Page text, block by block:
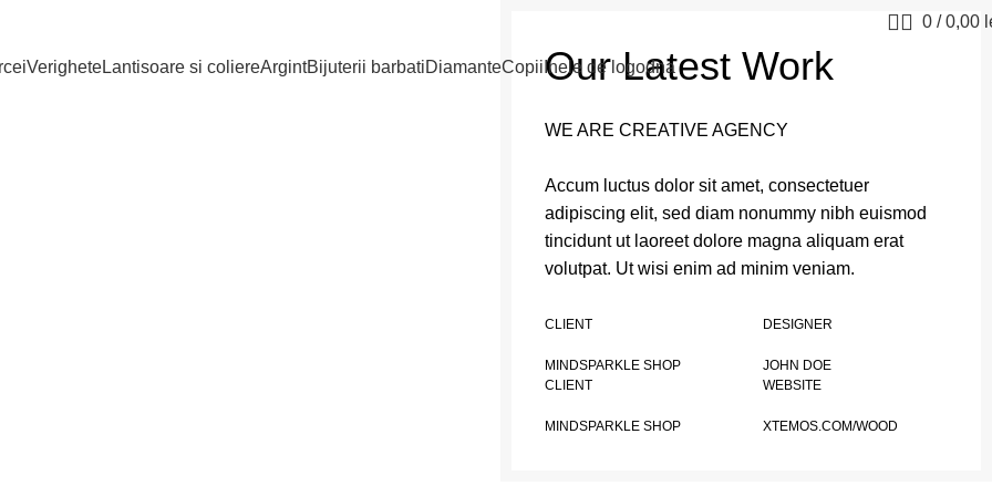
0 / 0,00
VerigheteLantisoare si coliereArgintBijuterii barbatiDiamanteCopii Inele de logodna
Our Latest Work
WE ARE CREATIVE AGENCY
Accum luctus dolor sit amet, consectetuer
adipiscing elit, sed diam nonummy nibh euismod
tincidunt ut laoreet dolore magna aliquam erat
volutpat. Ut wisi enim ad minim veniam.
CLIENT
MINDSPARKLE SHOP
DESIGNER
JOHN DOE
CLIENT
MINDSPARKLE SHOP
WEBSITE
XTEMOS.COM/WOOD